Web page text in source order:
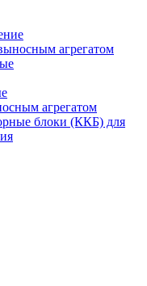
агрегатом
агрегатом
блоки (ККБ) для